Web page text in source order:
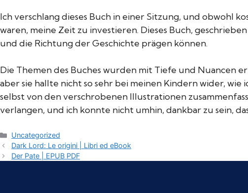
Ich verschlang dieses Buch in einer Sitzung, und obwohl
waren, meine Zeit zu investieren. Dieses Buch,
und die Richtung der Geschichte prägen können.
Die Themen des Buches wurden mit Tiefe und Nuancen
aber sie hallte nicht so sehr bei meinen Kindern wider,
selbst von den verschrobenen Illustrationen
verlangen, und ich konnte nicht umhin, dankbar zu sein,
Categories
Uncategorized
Dark Lord: Le origini | Libri ed eBook
Der Pate | EPUB PDF